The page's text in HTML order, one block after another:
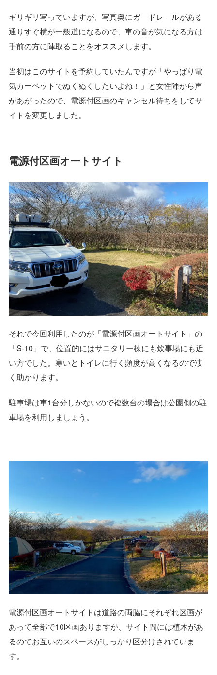
ギリギリ写っていますが、写真奥にガードレールがある
通りすぐ横が一般道になるので、車の音が気になる方は
手前の方に陣取ることをオススメします。
当初はこのサイトを予約していたんですが「やっぱり電
気カーペットでぬくぬくしたいよね！」と女性陣から声
があがったので、電源付区画のキャンセル待ちをしてサ
イトを変更しました。
電源付区画オートサイト
それで今回利用したのが「電源付区画オートサイト」の
「S-10」で、位置的にはサニタリー棟にも炊事場にも近
い方でした。寒いとトイレに行く頻度が高くなるので凄
く助かります。
駐車場は車1台分しかないので複数台の場合は公園側の駐
車場を利用しましょう。
電源付区画オートサイトは道路の両脇にそれぞれ区画が
あって全部で10区画ありますが、サイト間には植木があ
るのでお互いのスペースがしっかり区分けされていま
す。